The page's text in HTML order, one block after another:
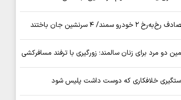
رخ‌به‌رخ ۲ خودرو سمند/ ۴ سرنشین جان باختند
دو مرد برای زنان سالمند؛ زورگیری با ترفند مسافرکشی
خلافکاری که دوست داشت پلیس شود